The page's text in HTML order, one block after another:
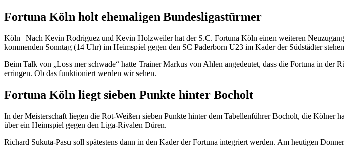
Fortuna Köln holt ehemaligen Bundesligastürmer
Köln | Nach Kevin Rodriguez und Kevin Holzweiler hat der S.C. Fortuna Köln einen weiteren
kommenden Sonntag (14 Uhr) im Heimspiel gegen den SC Paderborn U23 im Kader der Südstädter
Beim Talk von „Loss mer schwade“ hatte Trainer Markus von Ahlen angedeutet, dass die Fortuna in
erringen. Ob das funktioniert werden wir sehen.
Fortuna Köln liegt sieben Punkte hinter Bocholt
In der Meisterschaft liegen die Rot-Weißen sieben Punkte hinter dem Tabellenführer Bocholt, die Kölner
über ein Heimspiel gegen den Liga-Rivalen Düren.
Richard Sukuta-Pasu soll spätestens dann in den Kader der Fortuna integriert werden. Am heutigen